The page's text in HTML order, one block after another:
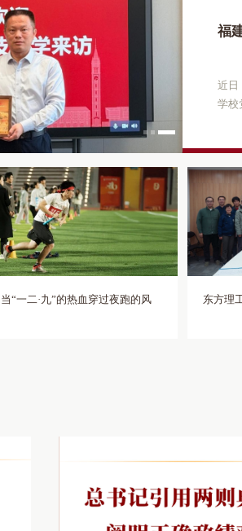
东
为深
效，
上，
展情
进行
共建
地
补、
化
东
7月1
重举
福
近日
学校
高层
入交
契机
书记
办
实的
当“一二·九”的热血穿过夜跑的风 东方理